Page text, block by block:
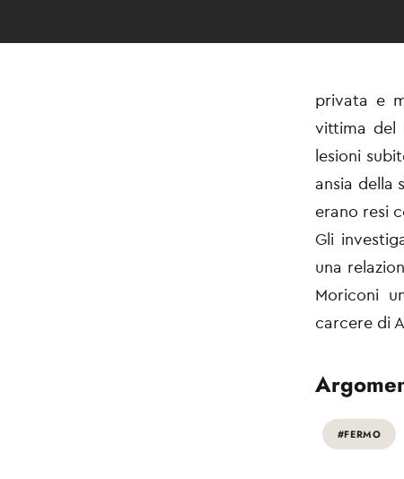
privata e
vittima del
lesioni
ansia della
erano resi
Gli
una
Moriconi
carcere di
#FERMO